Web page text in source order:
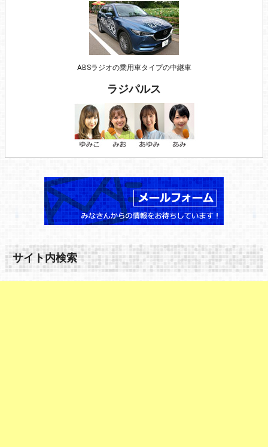
ABSラジオの乗用車タイプの中継車
ラジパルス
サイト内検索